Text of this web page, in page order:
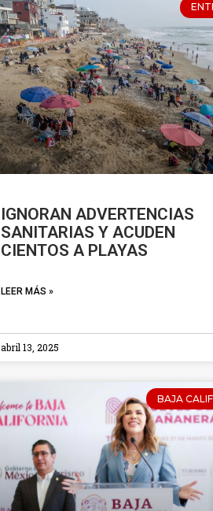
IGNORAN ADVERTENCIAS
SANITARIAS Y ACUDEN
CIENTOS A PLAYAS
LEER MÁS »
abril 13, 2025
BAJA